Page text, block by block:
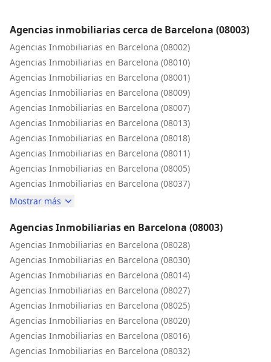
Agencias inmobiliarias cerca de Barcelona (08003)
Agencias Inmobiliarias en Barcelona (08002)
Agencias Inmobiliarias en Barcelona (08010)
Agencias Inmobiliarias en Barcelona (08001)
Agencias Inmobiliarias en Barcelona (08009)
Agencias Inmobiliarias en Barcelona (08007)
Agencias Inmobiliarias en Barcelona (08013)
Agencias Inmobiliarias en Barcelona (08018)
Agencias Inmobiliarias en Barcelona (08011)
Agencias Inmobiliarias en Barcelona (08005)
Agencias Inmobiliarias en Barcelona (08037)
Mostrar más
Agencias Inmobiliarias en Barcelona (08003)
Agencias Inmobiliarias en Barcelona (08028)
Agencias Inmobiliarias en Barcelona (08030)
Agencias Inmobiliarias en Barcelona (08014)
Agencias Inmobiliarias en Barcelona (08027)
Agencias Inmobiliarias en Barcelona (08025)
Agencias Inmobiliarias en Barcelona (08020)
Agencias Inmobiliarias en Barcelona (08016)
Agencias Inmobiliarias en Barcelona (08032)